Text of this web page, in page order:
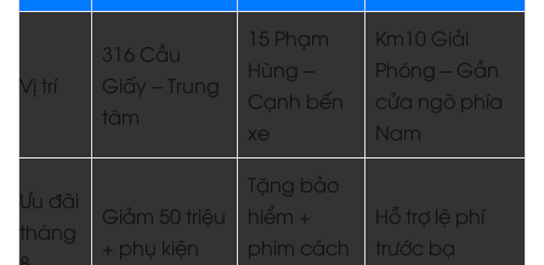
Vị trí
316 Cầu
Giấy – Trung
tâm
15 Phạm
Hùng –
Cạnh bến
xe
Km10 Giải
Phóng – Gần
cửa ngõ phía
Nam
Ưu đãi
tháng
Giảm 50 triệu
+ phụ kiện
Tặng bảo
hiểm +
phim cách
Hỗ trợ lệ phí
trước bạ